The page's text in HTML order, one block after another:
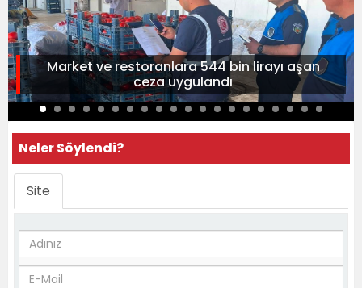
Market ve restoranlara 544 bin lirayı aşan
ceza uygulandı
Neler Söylendi?
Site